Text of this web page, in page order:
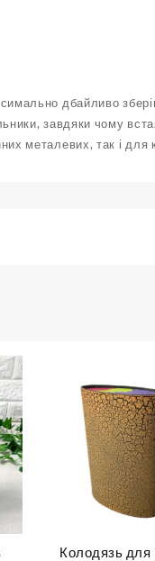
дбайливо
завдяки чому
металевих, так і для
Колодязь для